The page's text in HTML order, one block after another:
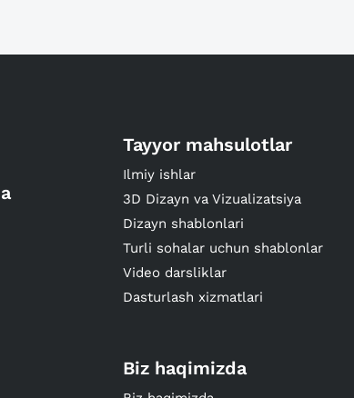
Tayyor mahsulotlar
Ilmiy ishlar
3D Dizayn va Vizualizatsiya
Dizayn shablonlari
Turli sohalar uchun shablonlar
Video darsliklar
Dasturlash xizmatlari
Biz haqimizda